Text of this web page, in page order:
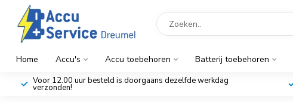
Home Accu's Accu toebehoren Batterij toebehoren
Voor 12.00 uur besteld is doorgaans dezelfde werkdag
verzonden!